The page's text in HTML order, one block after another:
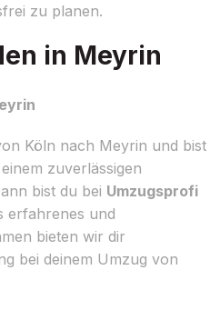
zu planen.
in Meyrin
Köln nach Meyrin und bist
zuverlässigen
bist du bei Umzugsprofi
erfahrenes und
bieten wir dir
bei deinem Umzug von